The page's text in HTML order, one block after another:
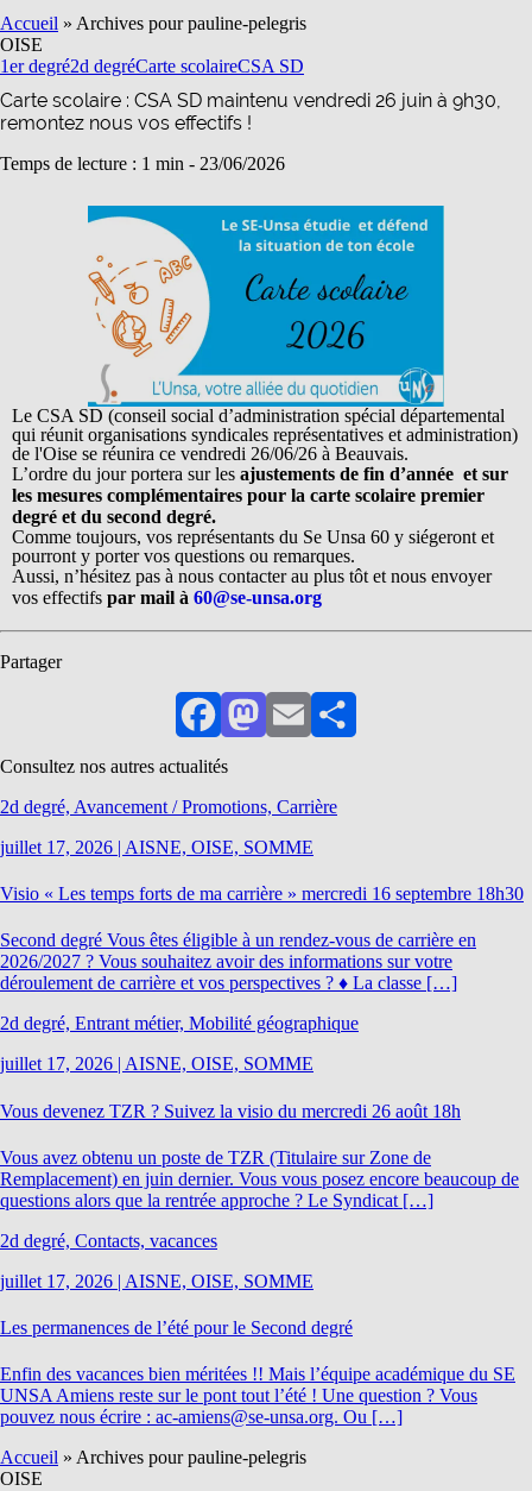
Accueil » Archives pour pauline-pelegris
OISE
1er degré2d degréCarte scolaireCSA SD
Carte scolaire : CSA SD maintenu vendredi 26 juin à 9h30,
remontez nous vos effectifs !
Temps de lecture : 1 min - 23/06/2026
Le CSA SD (conseil social d’administration spécial départemental
qui réunit organisations syndicales représentatives et administration)
de l'Oise se réunira ce vendredi 26/06/26 à Beauvais.
L’ordre du jour portera sur les ajustements de fin d’année et sur
les mesures complémentaires pour la carte scolaire premier
degré et du second degré.
Comme toujours, vos représentants du Se Unsa 60 y siégeront et
pourront y porter vos questions ou remarques.
Aussi, n’hésitez pas à nous contacter au plus tôt et nous envoyer
vos effectifs par mail à 60@se-unsa.org
Partager
FacebookMastodon
EmailPartager
Consultez nos autres actualités
2d degré, Avancement / Promotions, Carrière
juillet 17, 2026 | AISNE, OISE, SOMME
Visio « Les temps forts de ma carrière » mercredi 16 septembre 18h30
Second degré Vous êtes éligible à un rendez-vous de carrière en
2026/2027 ? Vous souhaitez avoir des informations sur votre
déroulement de carrière et vos perspectives ? ♦ La classe […]
2d degré, Entrant métier, Mobilité géographique
juillet 17, 2026 | AISNE, OISE, SOMME
Vous devenez TZR ? Suivez la visio du mercredi 26 août 18h
Vous avez obtenu un poste de TZR (Titulaire sur Zone de
Remplacement) en juin dernier. Vous vous posez encore beaucoup de
questions alors que la rentrée approche ? Le Syndicat […]
2d degré, Contacts, vacances
juillet 17, 2026 | AISNE, OISE, SOMME
Les permanences de l’été pour le Second degré
Enfin des vacances bien méritées !! Mais l’équipe académique du SE
UNSA Amiens reste sur le pont tout l’été ! Une question ? Vous
pouvez nous écrire : ac-amiens@se-unsa.org. Ou […]
Accueil » Archives pour pauline-pelegris
OISE